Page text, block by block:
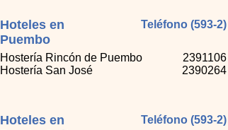
Hoteles en
Puembo
Teléfono (593-2)
Hostería Rincón de Puembo
Hostería San José
2391106
2390264
Hoteles en
Teléfono (593-2)